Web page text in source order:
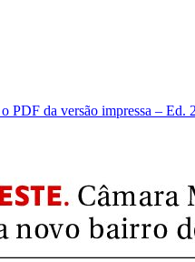
PDF da versão impressa – Ed.